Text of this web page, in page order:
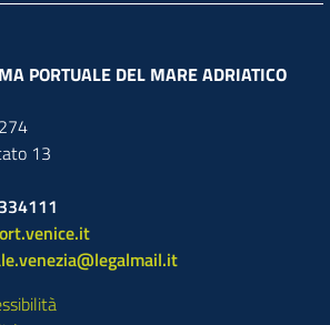
PORTUALE DEL MARE ADRIATICO
13